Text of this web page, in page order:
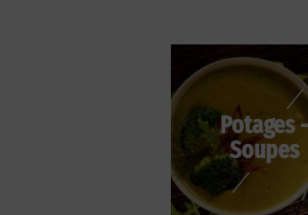
Potages -
Soupes